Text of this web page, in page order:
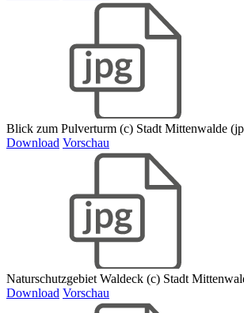
Blick zum Pulverturm (c) Stadt Mittenwalde
Download Vorschau
Naturschutzgebiet Waldeck (c) Stadt
Download Vorschau